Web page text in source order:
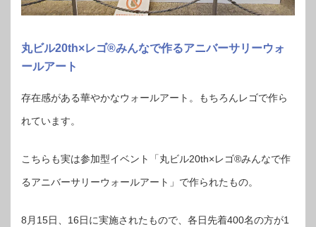
丸ビル20th×レゴ®︎みんなで作るアニバーサリーウォ
ールアート
存在感がある華やかなウォールアート。もちろんレゴで作ら
れています。
こちらも実は参加型イベント「丸ビル20th×レゴ®︎みんなで作
るアニバーサリーウォールアート」で作られたもの。
8月15日、16日に実施されたもので、各日先着400名の方が1